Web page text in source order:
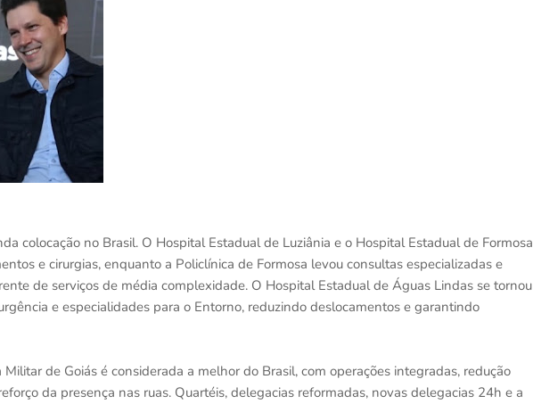
colocação no Brasil. O Hospital Estadual de Luziânia e o Hospital Estadual de Formosa
e cirurgias, enquanto a Policlínica de Formosa levou consultas especializadas e
de serviços de média complexidade. O Hospital Estadual de Águas Lindas se tornou
e especialidades para o Entorno, reduzindo deslocamentos e garantindo
de Goiás é considerada a melhor do Brasil, com operações integradas, redução
da presença nas ruas. Quartéis, delegacias reformadas, novas delegacias 24h e a